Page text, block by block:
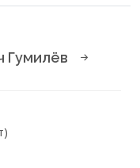
Гумилёв